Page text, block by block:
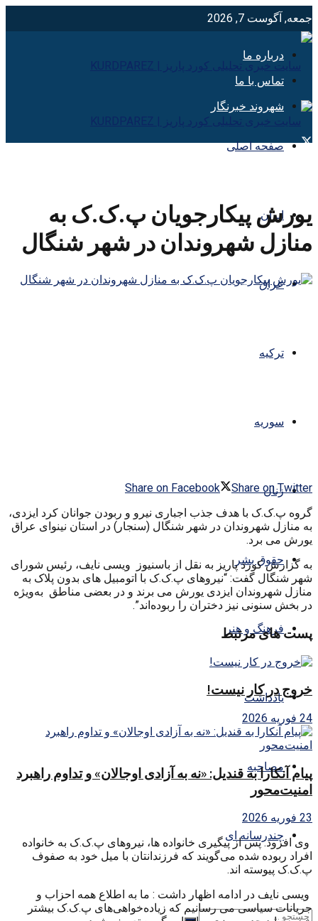
جمعه, آگوست 7, 2026
درباره ما
تماس با ما
شهروند خبرنگار
صفحه اصلی
ایران
عراق
ترکیه
سوریه
زنان
حقوق بشر
فرهنگ و هنر
یادداشت
مصاحبه
چندرسانه ای
یورش پیکارجویان پ.ک.ک به
منازل شهروندان در شهر شنگال
Share on Facebook
Share on Twitter
گروه پ.ک.ک با هدف جذب اجباری نیرو و ربودن جوانان کرد ایزدی،
به منازل شهروندان در شهر شنگال (سنجار) در استان نینوای عراق
یورش می برد.
به گزارش کورد پاریز به نقل از باسنیوز ویسی نایف، رئیس شورای
شهر شنگال گفت: “نیروهای پ.ک.ک با اتومبیل های بدون پلاک بە
منازل شهروندان ایزدی یورش می برند و در بعضی مناطق بەویژە
در بخش سنونی نیز دختران را ربودەاند”.
پست های مرتبط
خروج در کار نیست!
24 فوریه 2026
پیام آنکارا به قندیل: «نه به آزادی اوجالان» و تداوم راهبرد
امنیت‌محور
23 فوریه 2026
وی افزود: پس از پیگیری خانواده ها، نیروهای پ.ک.ک بە خانوادە
افراد ربودە شدە می‌گویند کە فرزندانتان با میل خود به صفوف
پ.ک.ک پیوسته اند.
ویسی نایف در ادامە اظهار داشت : ما به اطلاع همە احزاب و
جریانات سیاسی می رسانیم کە زیادەخواهی‌‌های پ.ک.ک بیشتر